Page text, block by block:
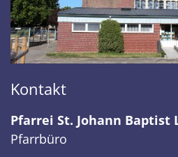
Kontakt
Pfarrei St. Johann Baptist
Pfarrbüro